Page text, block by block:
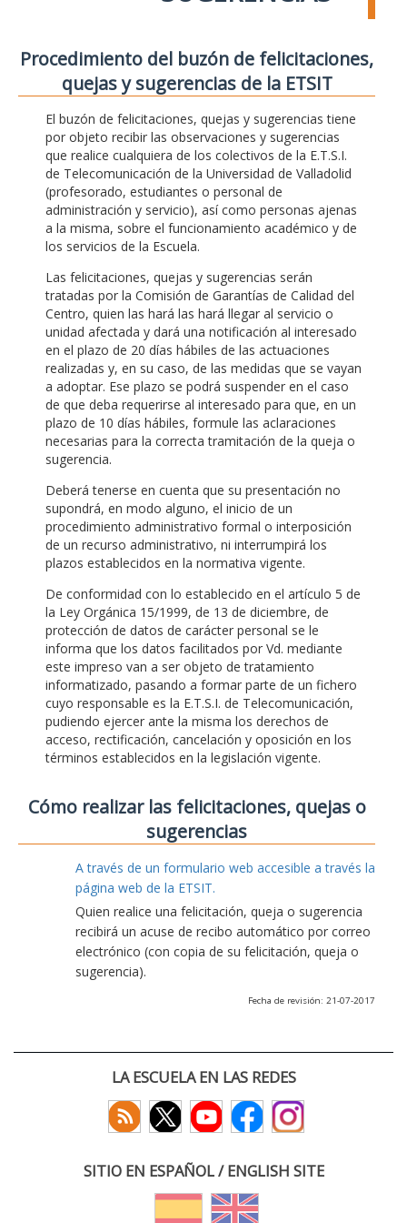
Procedimiento del buzón de felicitaciones,
quejas y sugerencias de la ETSIT
El buzón de felicitaciones, quejas y sugerencias tiene
por objeto recibir las observaciones y sugerencias
que realice cualquiera de los colectivos de la E.T.S.I.
de Telecomunicación de la Universidad de Valladolid
(profesorado, estudiantes o personal de
administración y servicio), así como personas ajenas
a la misma, sobre el funcionamiento académico y de
los servicios de la Escuela.
Las felicitaciones, quejas y sugerencias serán
tratadas por la Comisión de Garantías de Calidad del
Centro, quien las hará las hará llegar al servicio o
unidad afectada y dará una notificación al interesado
en el plazo de 20 días hábiles de las actuaciones
realizadas y, en su caso, de las medidas que se vayan
a adoptar. Ese plazo se podrá suspender en el caso
de que deba requerirse al interesado para que, en un
plazo de 10 días hábiles, formule las aclaraciones
necesarias para la correcta tramitación de la queja o
sugerencia.
Deberá tenerse en cuenta que su presentación no
supondrá, en modo alguno, el inicio de un
procedimiento administrativo formal o interposición
de un recurso administrativo, ni interrumpirá los
plazos establecidos en la normativa vigente.
De conformidad con lo establecido en el artículo 5 de
la Ley Orgánica 15/1999, de 13 de diciembre, de
protección de datos de carácter personal se le
informa que los datos facilitados por Vd. mediante
este impreso van a ser objeto de tratamiento
informatizado, pasando a formar parte de un fichero
cuyo responsable es la E.T.S.I. de Telecomunicación,
pudiendo ejercer ante la misma los derechos de
acceso, rectificación, cancelación y oposición en los
términos establecidos en la legislación vigente.
Cómo realizar las felicitaciones, quejas o
sugerencias
A través de un formulario web accesible a través la
página web de la ETSIT.
Quien realice una felicitación, queja o sugerencia
recibirá un acuse de recibo automático por correo
electrónico (con copia de su felicitación, queja o
sugerencia).
Fecha de revisión: 21-07-2017
LA ESCUELA EN LAS REDES
SITIO EN ESPAÑOL / ENGLISH SITE